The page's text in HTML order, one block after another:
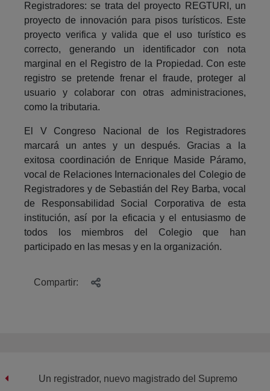
Registradores: se trata del proyecto REGTURI, un
proyecto de innovación para pisos turísticos. Este
proyecto verifica y valida que el uso turístico es
correcto, generando un identificador con nota
marginal en el Registro de la Propiedad. Con este
registro se pretende frenar el fraude, proteger al
usuario y colaborar con otras administraciones,
como la tributaria.
El V Congreso Nacional de los Registradores
marcará un antes y un después. Gracias a la
exitosa coordinación de Enrique Maside Páramo,
vocal de Relaciones Internacionales del Colegio de
Registradores y de Sebastián del Rey Barba, vocal
de Responsabilidad Social Corporativa de esta
institución, así por la eficacia y el entusiasmo de
todos los miembros del Colegio que han
participado en las mesas y en la organización.
Compartir:
Un registrador, nuevo magistrado del Supremo